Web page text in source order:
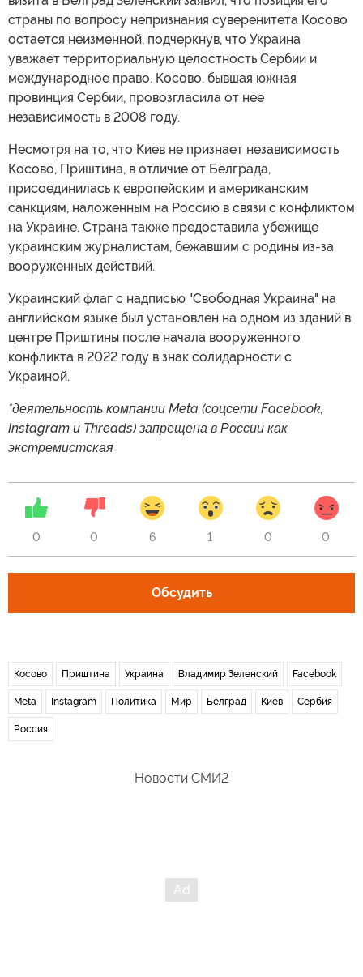
страны по вопросу непризнания суверенитета Косово
остается неизменной, подчеркнув, что Украина
уважает территориальную целостность Сербии и
международное право. Косово, бывшая южная
провинция Сербии, провозгласила от нее
независимость в 2008 году.
Несмотря на то, что Киев не признает независимость
Косово, Приштина, в отличие от Белграда,
присоединилась к европейским и американским
санкциям, наложенным на Россию в связи с конфликтом
на Украине. Страна также предоставила убежище
украинским журналистам, бежавшим с родины из-за
вооруженных действий.
Украинский флаг с надписью "Свободная Украина" на
английском языке был установлен на одном из зданий в
центре Приштины после начала вооруженного
конфликта в 2022 году в знак солидарности с
Украиной.
*деятельность компании Meta (соцсети Facebook,
Instagram и Threads) запрещена в России как
экстремистская
0 0 6 1 0 0
Обсудить
Косово Приштина Украина Владимир Зеленский Facebook
Meta Instagram Политика Мир Белград Киев Сербия
Россия
Новости СМИ2